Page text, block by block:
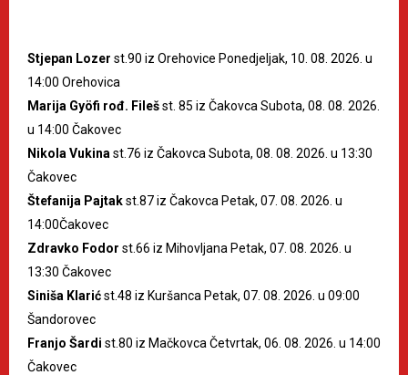
Stjepan Lozer st.90 iz Orehovice Ponedjeljak, 10. 08. 2026. u
14:00 Orehovica
Marija Gyöfi rođ. Filešst. 85 iz Čakovca Subota, 08. 08. 2026.
u 14:00 Čakovec
Nikola Vukina st.76 iz Čakovca Subota, 08. 08. 2026. u 13:30
Čakovec
Štefanija Pajtakst.87 iz Čakovca Petak, 07. 08. 2026. u
14:00Čakovec
Zdravko Fodor st.66 iz Mihovljana Petak, 07. 08. 2026. u
13:30 Čakovec
Siniša Klarićst.48 iz Kuršanca Petak, 07. 08. 2026. u 09:00
Šandorovec
Franjo Šardi st.80 iz Mačkovca Četvrtak, 06. 08. 2026. u 14:00
Čakovec